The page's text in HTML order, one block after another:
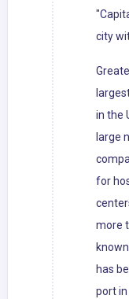
city
in the
large
for
more
has
port